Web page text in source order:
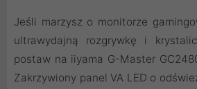
Jeśli marzysz o monitorze
ultrawydajną rozgrywkę i
postaw na iiyama G-Master
Zakrzywiony panel VA LED o